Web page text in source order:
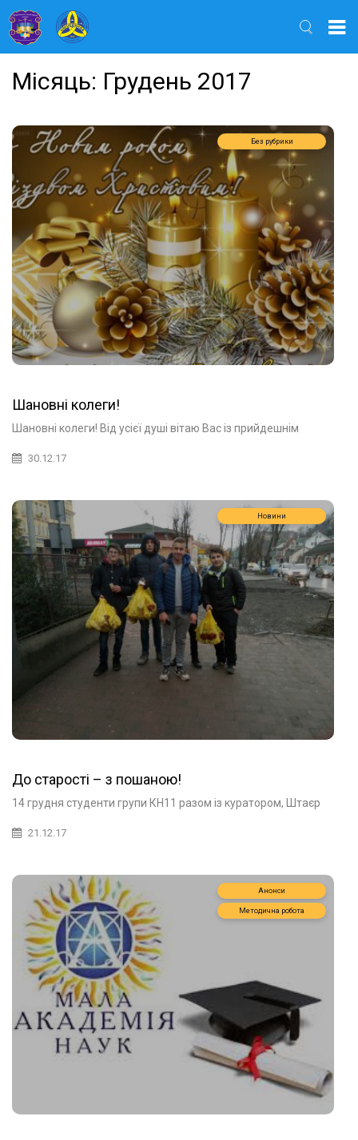
Місяць: Грудень 2017
Без рубрики
Шановні колеги!
Шановні колеги! Від усієї душі вітаю Вас із прийдешнім
30.12.17
Новини
До старості – з пошаною!
14 грудня студенти групи КН11 разом із куратором, Штаєр
21.12.17
Анонси
Методична робота